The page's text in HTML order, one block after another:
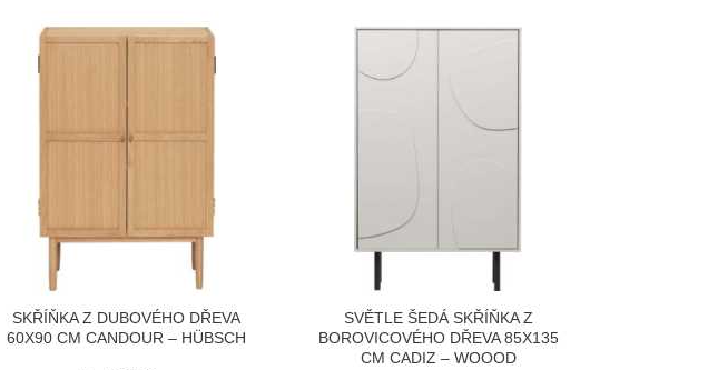
SKŘÍŇKA Z DUBOVÉHO DŘEVA
60X90 CM CANDOUR – HÜBSCH
SVĚTLE ŠEDÁ SKŘÍŇKA Z
BOROVICOVÉHO DŘEVA 85X135
CM CADIZ – WOOOD